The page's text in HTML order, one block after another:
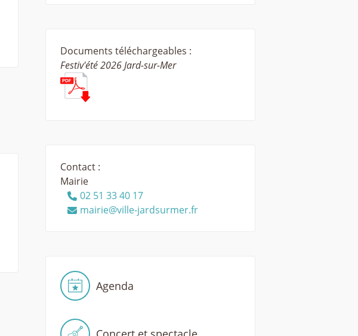
Documents téléchargeables :
Festiv'été 2026 Jard-sur-Mer
Contact :
Mairie
02 51 33 40 17
mairie@ville-jardsurmer.fr
Agenda